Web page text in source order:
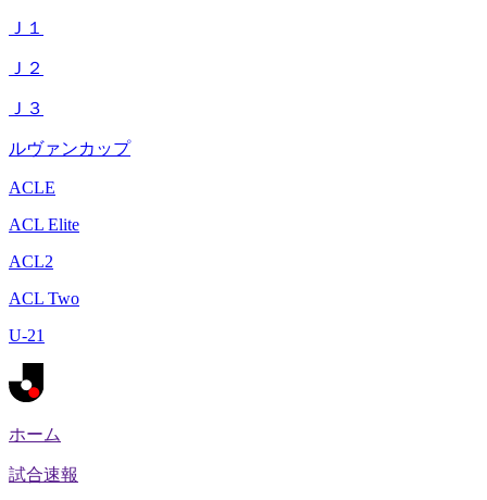
Ｊ１
Ｊ２
Ｊ３
ルヴァンカップ
ACLE
ACL Elite
ACL2
ACL Two
U-21
ホーム
試合速報